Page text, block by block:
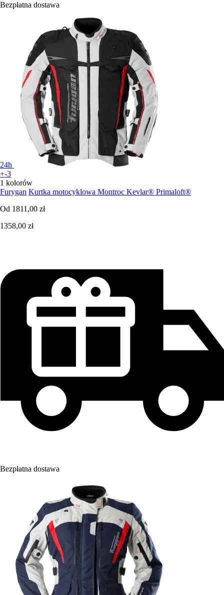
Bezpłatna dostawa
24h
+-3
1 kolorów
Furygan Kurtka motocyklowa Montroc Kevlar® Primaloft®
Od 1811,00 zł
1358,00 zł
Bezpłatna dostawa